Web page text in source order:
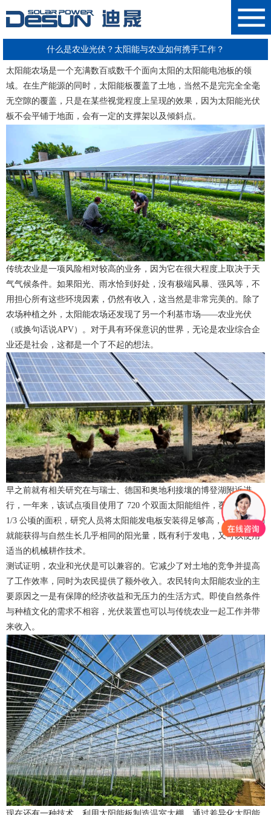
什么是农业光伏？太阳能与农业如何携手工作？
太阳能农场是一个充满数百或数千个面向太阳的太阳能电池板 的领
域。在生产能源的同时， 太阳能板覆盖了土地，当然不是完完全全毫
无空隙的覆盖，只是在某些视觉程度上呈现的效果，因为太阳能光伏
板不会平铺于地面，会有一定的支撑架以及倾斜点。
传统农业是一项风险相对较高的业务，因为它在很大程度上取决于天
气气候条件。如果阳光、雨水恰到好处，没有极端风暴、强风等，不
用担心所有这些环境因素，仍然有收入，这当然是非常完美的。除了
农场种植之外，太阳能农场还发现了另一个利基市场——农业光伏
（或换句话说APV）。对于具有环保意识的世界，无论是农业综合企
业还是社会，这都是一个了不起的想法。
早之前就有相关研究在与瑞士、德国和奥地利接壤的博登湖附近进
行，一年来，该试点项目使用了 720 个双面太阳能组件 ，覆盖了大约
1/3 公顷的面积，研究人员将太阳能发电板安装得足够高，这样农作物
就能获得与自然生长几乎相同的阳光量，既有利于发电，又可以使用
适当的机械耕作技术。
测试证明，农业和光伏是可以兼容的。它减少了对土地的竞争并提高
了工作效率，同时为农民提供了额外收入。农民转向太阳能农业的主
要原因之一是有保障的经济收益和无压力的生活方式。即使自然条件
与种植文化的需求不相容，光伏装置也可以与传统农业一起工作并带
来收入。